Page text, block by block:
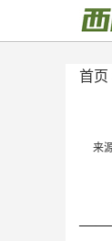
首页
来
——